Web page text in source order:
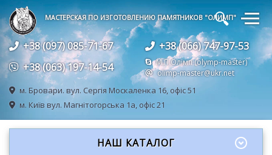
🔍
МАСТЕРСКАЯ ПО ИЗГОТОВЛЕНИЮ ПАМЯТНИКОВ "ОЛИМП"
+38 (097) 085-71-67
+38 (063) 197-14-54
+38 (066) 747-97-53
М.П.Олімп (olymp-master)
olimp-master@ukr.net
м. Бровари. вул. Сергія Москаленка 16, офіс 51
м. Київ вул. Магнітогорська 1а, офіс 21
НАШ КАТАЛОГ